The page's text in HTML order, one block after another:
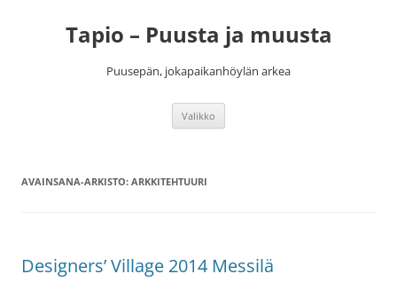
Tapio – Puusta ja muusta
Puusepän, jokapaikanhöylän arkea
Valikko
AVAINSANA-ARKISTO: ARKKITEHTUURI
Designers’ Village 2014 Messilä